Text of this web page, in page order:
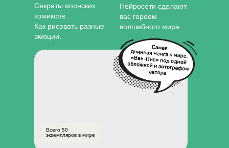
Секреты японских
комиксов.
Как рисовать разные
эмоции.
Всего 50
экземпляров в мире
Нейросети сделают
вас героем
волшебного мира.